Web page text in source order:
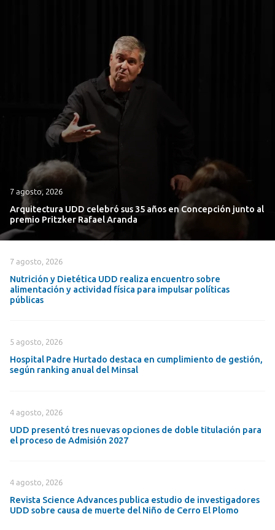
7 agosto, 2026
Arquitectura UDD celebró sus 35 años en Concepción junto al
premio Pritzker Rafael Aranda
7 agosto, 2026
Nutrición y Dietética UDD realiza encuentro sobre
alimentación y actividad física para impulsar políticas
públicas
5 agosto, 2026
Hospital Padre Hurtado destaca en cumplimiento de gestión,
según ranking anual del Minsal
4 agosto, 2026
UDD presentó tres nuevas opciones de doble titulación para
el proceso de Admisión 2027
4 agosto, 2026
Revista Science Advances publica estudio de investigadores
UDD sobre causa de muerte del Niño de Cerro El Plomo